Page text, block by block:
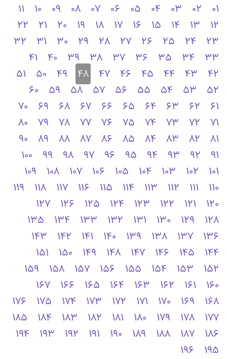
01
02
03
04
05
06
07
08
09
10
11
12
13
14
15
16
17
18
19
20
21
22
23
24
25
26
27
28
29
30
31
32
33
34
35
36
37
38
39
40
41
42
43
44
45
46
47
48
49
50
51
52
53
54
55
56
57
58
59
60
61
62
63
64
65
66
67
68
69
70
71
72
73
74
75
76
77
78
79
80
81
82
83
84
85
86
87
88
89
90
91
92
93
94
95
96
97
98
99
100
101
102
103
104
105
106
107
108
109
110
111
112
113
114
115
116
117
118
119
120
121
122
123
124
125
126
127
128
129
130
131
132
133
134
135
136
137
138
139
140
141
142
143
144
145
146
147
148
149
150
151
152
153
154
155
156
157
158
159
160
161
162
163
164
165
166
167
168
169
170
171
172
173
174
175
176
177
178
179
180
181
182
183
184
185
186
187
188
189
190
191
192
193
194
195
196